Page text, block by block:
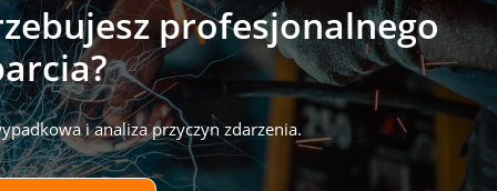
profesjonalnego
i analiza przyczyn zdarzenia.